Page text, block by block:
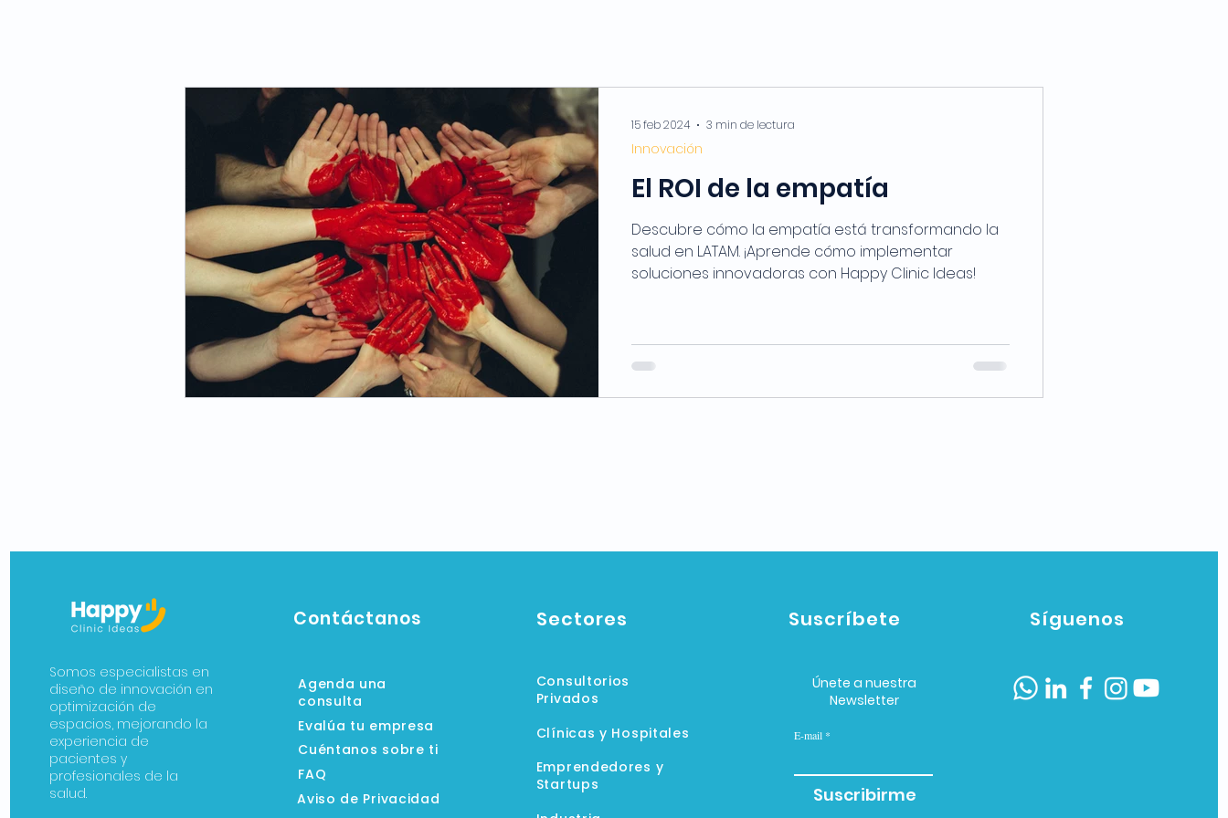
El ROI de la empatía
Descubre cómo la empatía está transformando la
salud en LATAM. ¡Aprende cómo implementar
soluciones innovadoras con Happy Clinic Ideas!
Innovación
15 feb 2024 3 min de lectura
Somos especialistas en
diseño de innovación en
optimización de
espacios, mejorando la
experiencia de
pacientes y
profesionales de la
salud.
Contáctanos
Agenda una
consulta
Evalúa tu empresa
Cuéntanos sobre ti
FAQ
Aviso de Privacidad
Sectores
Consultorios
Privados
Clínicas y Hospitales
Emprendedores y
Startups
Suscríbete
Únete a nuestra
Newsletter
E-mail
Suscribirme
Síguenos